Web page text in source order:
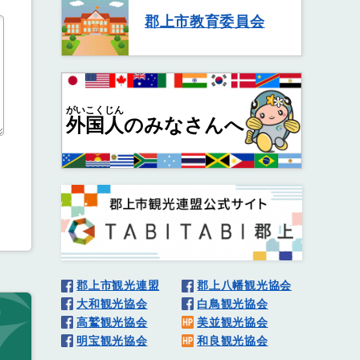
郡上市教育委員会
外国人
がいこくじん
のみなさんへ
郡上市観光連盟
郡上八幡観光協会
大和観光協会
白鳥観光協会
高鷲観光協会
美並観光協会
明宝観光協会
和良観光協会